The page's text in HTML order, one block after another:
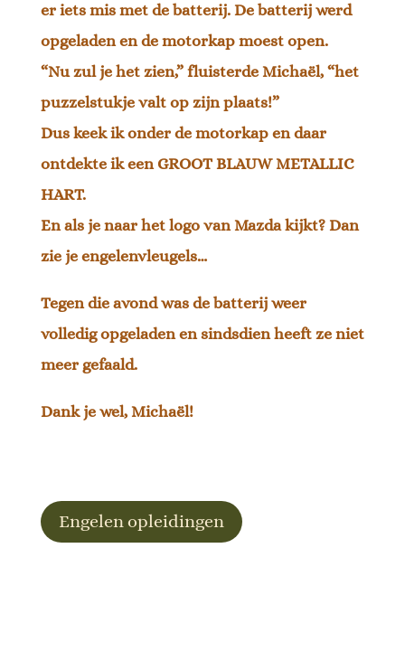
er iets mis met de batterij. De batterij werd
opgeladen en de motorkap moest open.
“Nu zul je het zien,” fluisterde Michaël, “het
puzzelstukje valt op zijn plaats!”
Dus keek ik onder de motorkap en daar
ontdekte ik een GROOT BLAUW METALLIC
HART.
En als je naar het logo van Mazda kijkt? Dan
zie je engelenvleugels…
Tegen die avond was de batterij weer
volledig opgeladen en sindsdien heeft ze niet
meer gefaald.
Dank je wel, Michaël!
Engelen opleidingen